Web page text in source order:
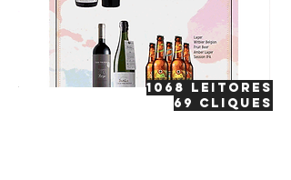
1068 leitores
69 cliques